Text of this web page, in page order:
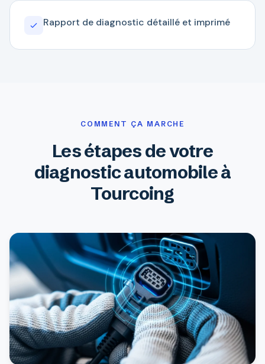
Rapport de diagnostic détaillé et imprimé
COMMENT ÇA MARCHE
Les étapes de votre
diagnostic automobile à
Tourcoing